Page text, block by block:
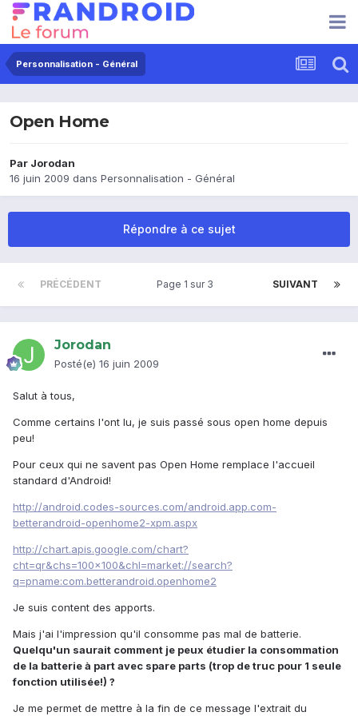
Personnalisation - Général
Open Home
Par Jorodan
16 juin 2009 dans Personnalisation - Général
Répondre à ce sujet
PRÉCÉDENT SUIVANT
Page 1 sur 3
Jorodan
Posté(e) 16 juin 2009
Salut à tous,
Comme certains l'ont lu, je suis passé sous open home depuis
peu!
Pour ceux qui ne savent pas Open Home remplace l'accueil
standard d'Android!
http://android.codes-sources.com/android.app.com-
betterandroid-openhome2-xpm.aspx
http://chart.apis.google.com/chart?
cht=qr&chs=100x100&chl=market://search?
q=pname:com.betterandroid.openhome2
Je suis content des apports.
Mais j'ai l'impression qu'il consomme pas mal de batterie.
Quelqu'un saurait comment je peux étudier la consommation
de la batterie à part avec spare parts (trop de truc pour 1 seule
fonction utilisée!) ?
Je me permet de mettre à la fin de ce message l'extrait du